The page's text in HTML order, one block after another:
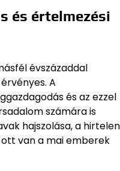
és értelmezési
évszázaddal
A
és az ezzel
számára is
hajszolása, a hirtelen
van a mai emberek